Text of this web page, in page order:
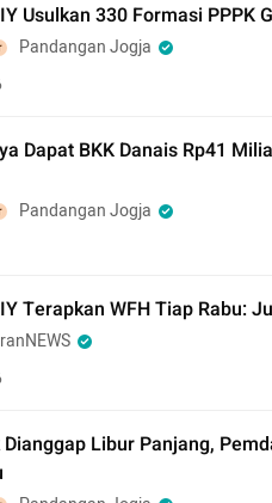
Usulkan 330 Formasi PPPK
Pandangan Jogja
Dapat BKK Danais Rp41
Pandangan Jogja
Terapkan WFH Tiap Rabu:
Libur Panjang,